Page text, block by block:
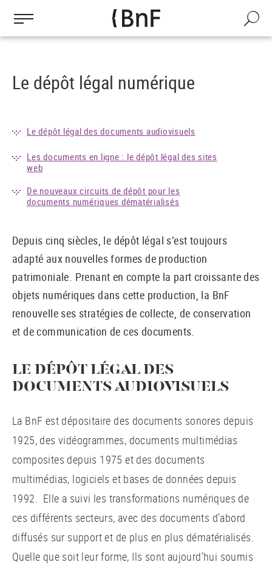
contenu
Recherche
Le dépôt légal numérique
Le dépôt légal des documents audiovisuels
Les documents en ligne : le dépôt légal des sites
web
De nouveaux circuits de dépôt pour les
documents numériques dématérialisés
Depuis cinq siècles, le dépôt légal s’est toujours
adapté aux nouvelles formes de production
patrimoniale. Prenant en compte la part croissante des
objets numériques dans cette production, la BnF
renouvelle ses stratégies de collecte, de conservation
et de communication de ces documents.
LE DÉPÔT LÉGAL DES
DOCUMENTS AUDIOVISUELS
La BnF est dépositaire des documents sonores depuis
1925, des vidéogrammes, documents multimédias
composites depuis 1975 et des documents
multimédias, logiciels et bases de données depuis
1992. Elle a suivi les transformations numériques de
ces différents secteurs, avec des documents d’abord
diffusés sur support et de plus en plus dématérialisés.
Quelle que soit leur forme, Ils sont aujourd’hui soumis